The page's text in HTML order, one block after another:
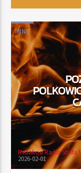
TYTUŁ
ARTYSTA
TERAZ
RADIO
00:00
Radio Strefa Muzy
INNE
Redakcja Radia Strefa
2026-02-01